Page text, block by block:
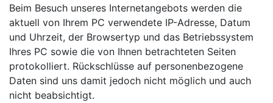
Beim Besuch unseres Internetangebots werden die
aktuell von Ihrem PC verwendete IP-Adresse, Datum
und Uhrzeit, der Browsertyp und das Betriebssystem
Ihres PC sowie die von Ihnen betrachteten Seiten
protokolliert. Rückschlüsse auf personenbezogene
Daten sind uns damit jedoch nicht möglich und auch
nicht beabsichtigt.